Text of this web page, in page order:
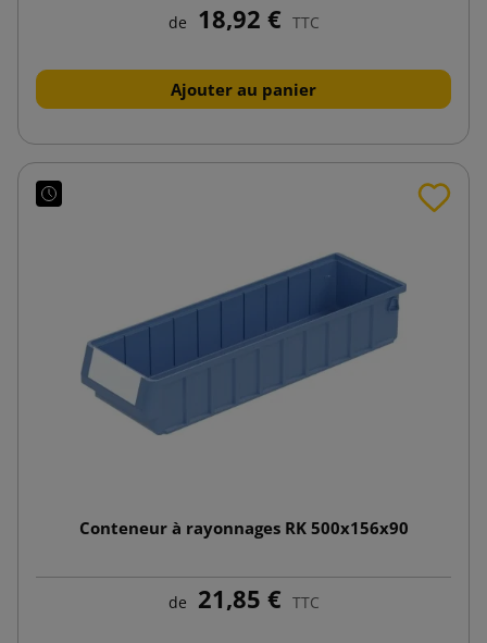
de 18,92 € TTC
Ajouter au panier
Conteneur à rayonnages RK 500x156x90
de 21,85 € TTC